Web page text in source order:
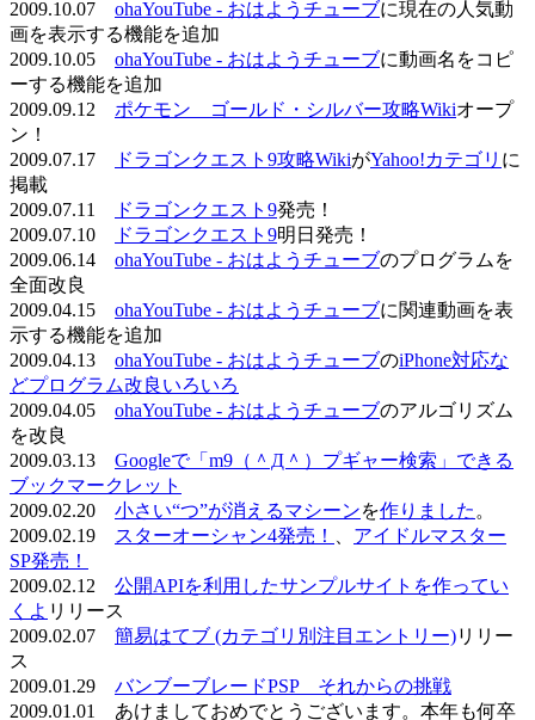
2009.10.07 ohaYouTube - おはようチューブに現在の人気動
画を表示する機能を追加
2009.10.05 ohaYouTube - おはようチューブに動画名をコピ
ーする機能を追加
2009.09.12 ポケモン ゴールド・シルバー攻略Wikiオープ
ン！
2009.07.17
ドラゴンクエスト9攻略WikiがYahoo!カテゴリ に
掲載
2009.07.11
ドラゴンクエスト9発売！
2009.07.10
ドラゴンクエスト9明日発売！
2009.06.14 ohaYouTube - おはようチューブのプログラムを
全面改良
2009.04.15 ohaYouTube - おはようチューブに関連動画を表
示する機能を追加
2009.04.13 ohaYouTube - おはようチューブのiPhone対応な
どプログラム改良いろいろ
2009.04.05 ohaYouTube - おはようチューブのアルゴリズム
を改良
2009.03.13 Googleで「m9（＾Д＾）プギャー検索」できる
ブックマークレット
2009.02.20 小さい“つ”が消えるマシーンを作りました 。
2009.02.19
スターオーシャン4発売！
アイドルマスター
SP発売！
2009.02.12 公開APIを利用したサンプルサイトを作ってい
くよ リリース
2009.02.07 簡易はてブ (カテゴリ別注目エントリー)リリー
ス
2009.01.29 バンブーブレードPSP それからの挑戦
2009.01.01 あけましておめでとうございます。本年も何卒